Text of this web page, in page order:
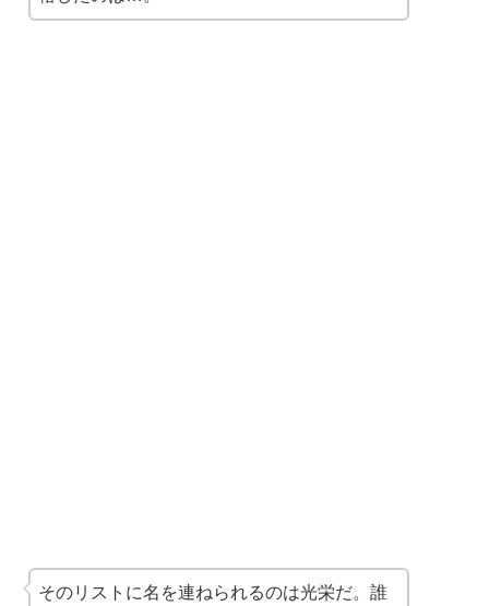
そのリストに名を連ねられるのは光栄だ。誰